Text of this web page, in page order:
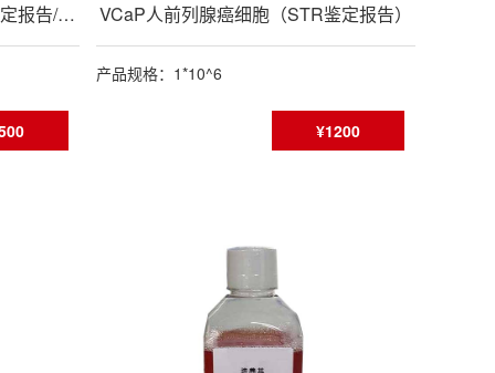
CT26小鼠结肠癌细胞（种属鉴定报告/STR鉴定报告） VCaP人前列腺癌细胞（STR鉴定报告）
产品规格：1*10^6
¥1200